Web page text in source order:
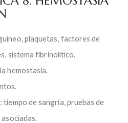
plaquetas, factores de
sistema fibrinolítico.
hemostasia.
tiempo de sangría, pruebas de